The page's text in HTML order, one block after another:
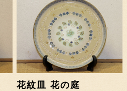
花紋皿 花の庭